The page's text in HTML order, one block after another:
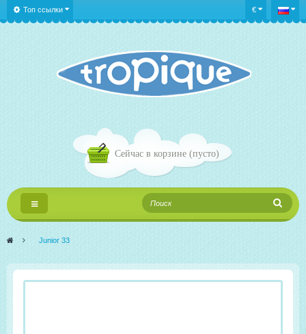
€
Топ ссылки
Сейчас в корзине (пусто)
Переключить
навигации
> Junior 33